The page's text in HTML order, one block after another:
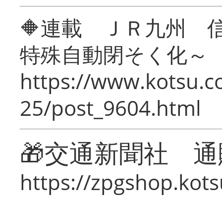
🔶連載 ＪＲ九州 信
特殊自動閉そく化～
https://
25/post_9604.html
🎁交通新聞社
https://